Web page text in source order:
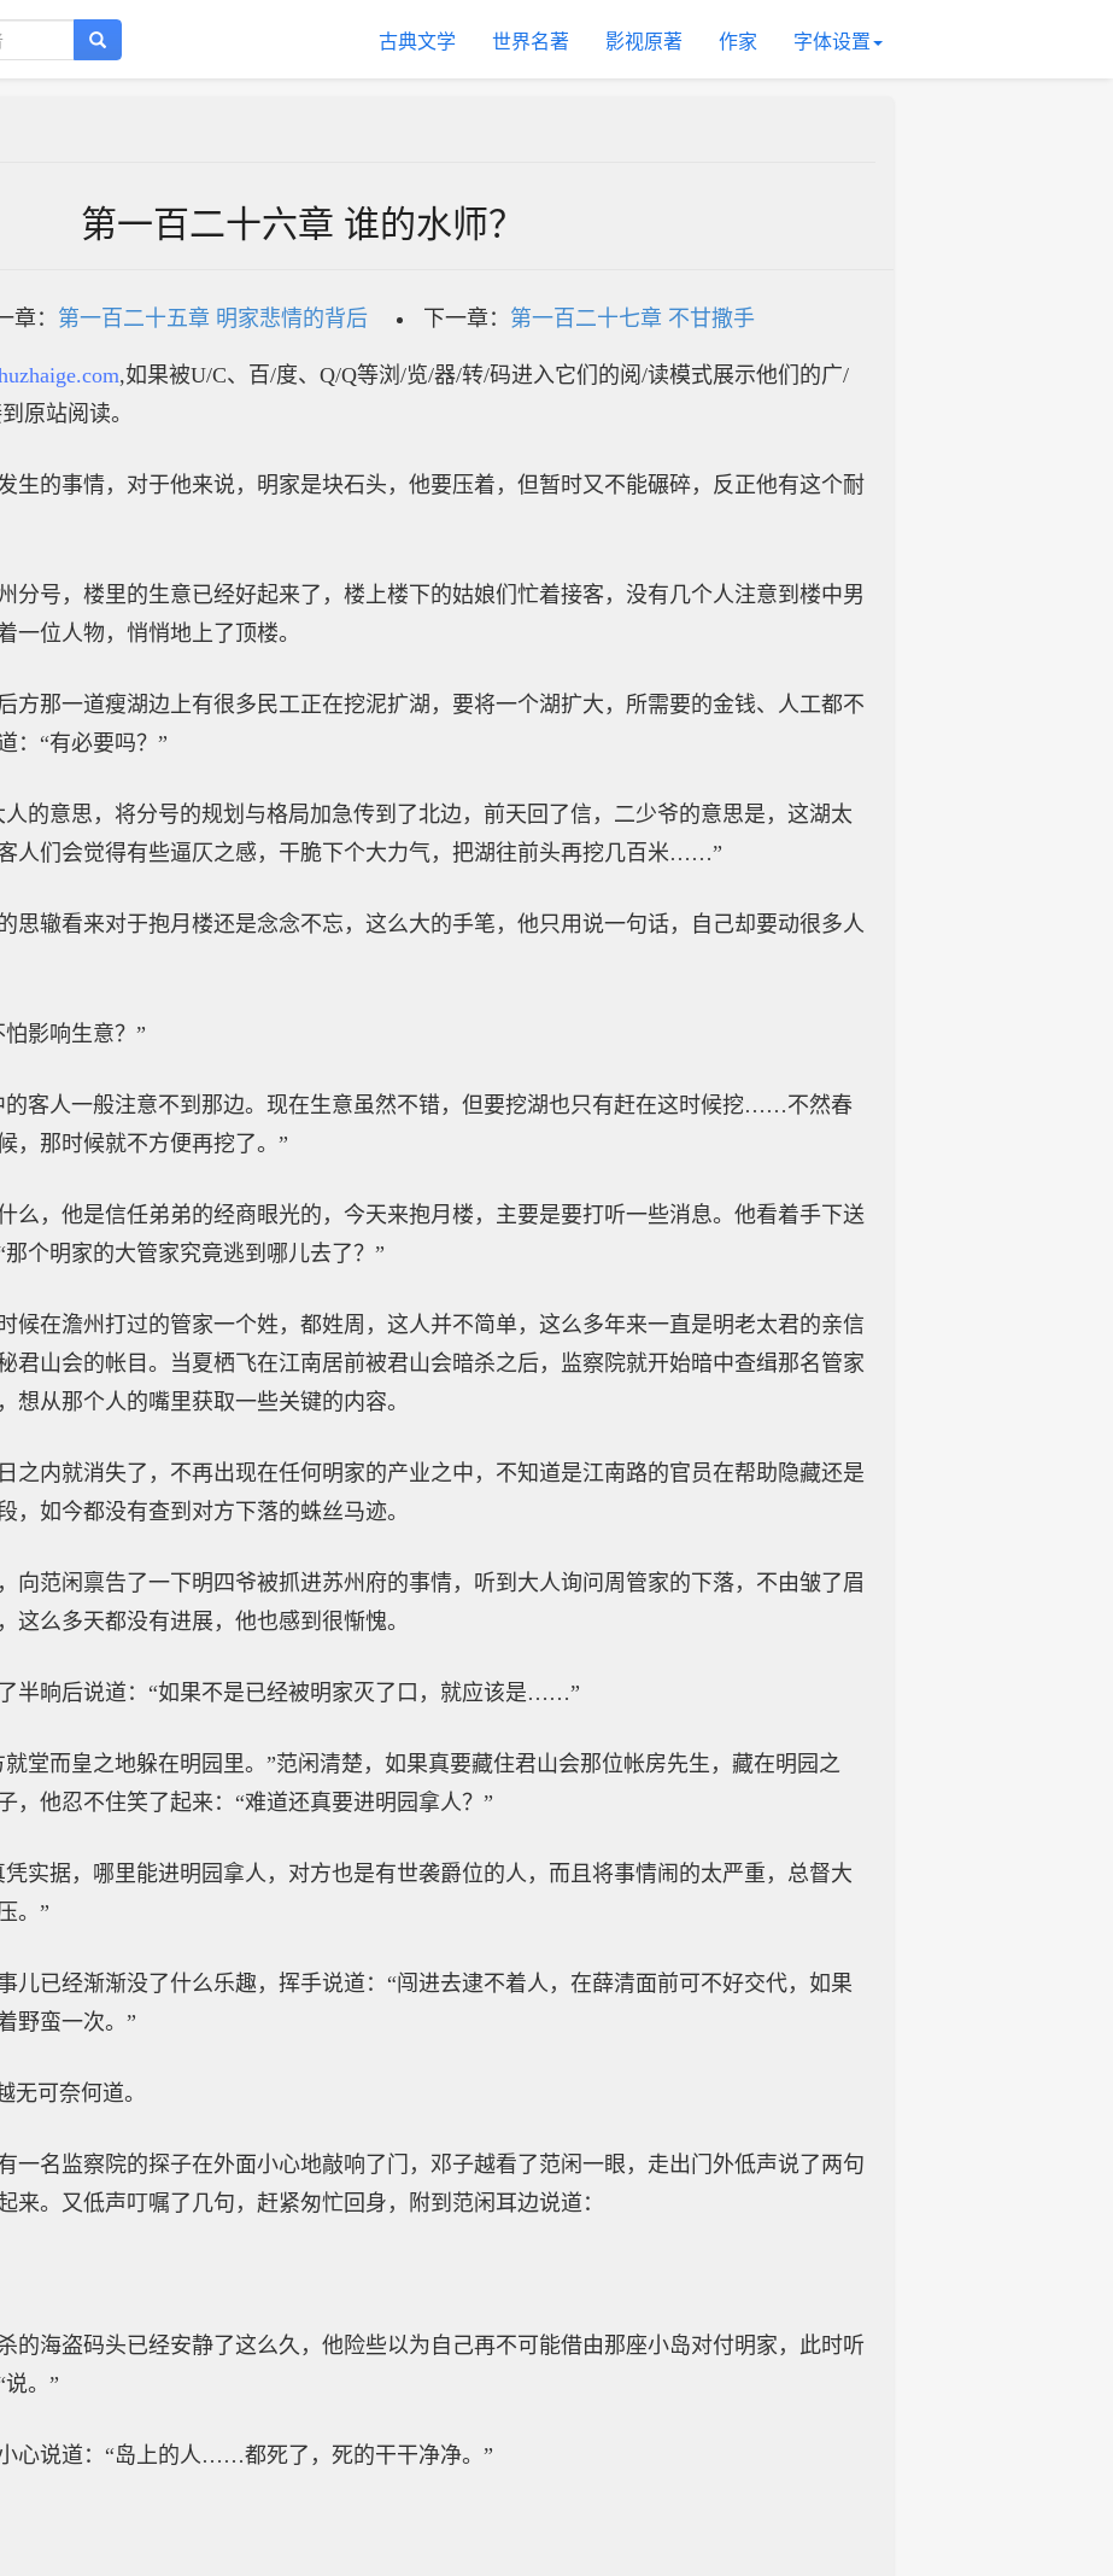
古典文学 世界名著 影视原著 作家 字体设置
第一百二十六章 谁的水师？
章： 第一百二十五章 明家悲情的背后 下一章： 第一百二十七章 不甘撒手
,如果被U/C、百/度、Q/Q等浏/览/器/转/码进入它们的阅/读模式展示他们的广/
原站阅读。
生的事情，对于他来说，明家是块石头，他要压着，但暂时又不能碾碎，反正他有这个耐
分号，楼里的生意已经好起来了，楼上楼下的姑娘们忙着接客，没有几个人注意到楼中男
一位人物，悄悄地上了顶楼。
方那一道瘦湖边上有很多民工正在挖泥扩湖，要将一个湖扩大，所需要的金钱、人工都不
：“有必要吗？”
人的意思，将分号的规划与格局加急传到了北边，前天回了信，二少爷的意思是，这湖太
人们会觉得有些逼仄之感，干脆下个大力气，把湖往前头再挖几百米……”
思辙看来对于抱月楼还是念念不忘，这么大的手笔，他只用说一句话，自己却要动很多人
影响生意？”
的客人一般注意不到那边。现在生意虽然不错，但要挖湖也只有赶在这时候挖……不然春
，那时候就不方便再挖了。”
么，他是信任弟弟的经商眼光的，今天来抱月楼，主要是要打听一些消息。他看着手下送
个明家的大管家究竟逃到哪儿去了？”
候在澹州打过的管家一个姓，都姓周，这人并不简单，这么多年来一直是明老太君的亲信
君山会的帐目。当夏栖飞在江南居前被君山会暗杀之后，监察院就开始暗中查缉那名管家
想从那个人的嘴里获取一些关键的内容。
之内就消失了，不再出现在任何明家的产业之中，不知道是江南路的官员在帮助隐藏还是
，如今都没有查到对方下落的蛛丝马迹。
向范闲禀告了一下明四爷被抓进苏州府的事情，听到大人询问周管家的下落，不由皱了眉
这么多天都没有进展，他也感到很惭愧。
半晌后说道：“如果不是已经被明家灭了口，就应该是……”
堂而皇之地躲在明园里。”范闲清楚，如果真要藏住君山会那位帐房先生，藏在明园之
，他忍不住笑了起来：“难道还真要进明园拿人？”
实据，哪里能进明园拿人，对方也是有世袭爵位的人，而且将事情闹的太严重，总督大
。”
儿已经渐渐没了什么乐趣，挥手说道：“闯进去逮不着人，在薛清面前可不好交代，如果
野蛮一次。”
无可奈何道。
一名监察院的探子在外面小心地敲响了门，邓子越看了范闲一眼，走出门外低声说了两句
来。又低声叮嘱了几句，赶紧匆忙回身，附到范闲耳边说道：
的海盗码头已经安静了这么久，他险些以为自己再不可能借由那座小岛对付明家，此时听
。”
心说道：“岛上的人……都死了，死的干干净净。”